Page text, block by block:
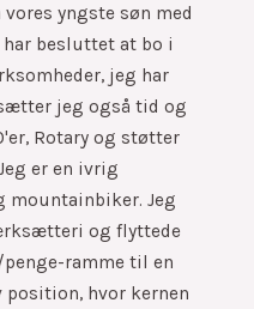
yngste søn med
besluttet at bo i
jeg har
jeg også tid og
Rotary og støtter
er en ivrig
mountainbiker. Jeg
og flyttede
ramme til en
hvor kernen